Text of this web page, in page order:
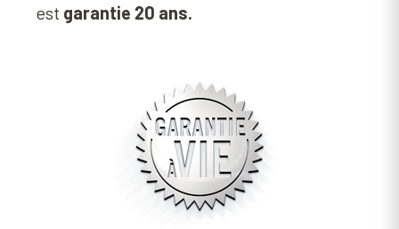
est garantie 20 ans.